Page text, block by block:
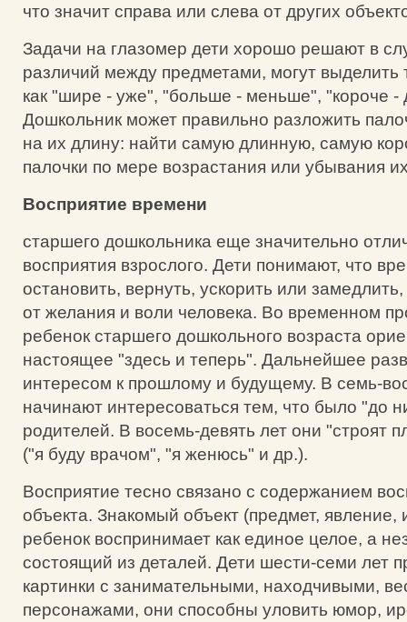
что значит справа или слева от других
Задачи на глазомер дети хорошо решают в
различий между предметами, могут выделить
как "шире - уже", "больше - меньше", "короче -
Дошкольник может правильно разложить
на их длину: найти самую длинную, самую
палочки по мере возрастания или убывания
Восприятие времени
старшего дошкольника еще значительно
восприятия взрослого. Дети понимают, что
остановить, вернуть, ускорить или
от желания и воли человека. Во временном
ребенок старшего дошкольного возраста
настоящее "здесь и теперь". Дальнейшее
интересом к прошлому и будущему. В семь-
начинают интересоваться тем, что было "до
родителей. В восемь-девять лет они "строят
("я буду врачом", "я женюсь" и др.).
Восприятие тесно связано с содержанием
объекта. Знакомый объект (предмет, явление,
ребенок воспринимает как единое целое, а
состоящий из деталей. Дети шести-семи лет
картинки с занимательными, находчивыми,
персонажами, они способны уловить юмор,